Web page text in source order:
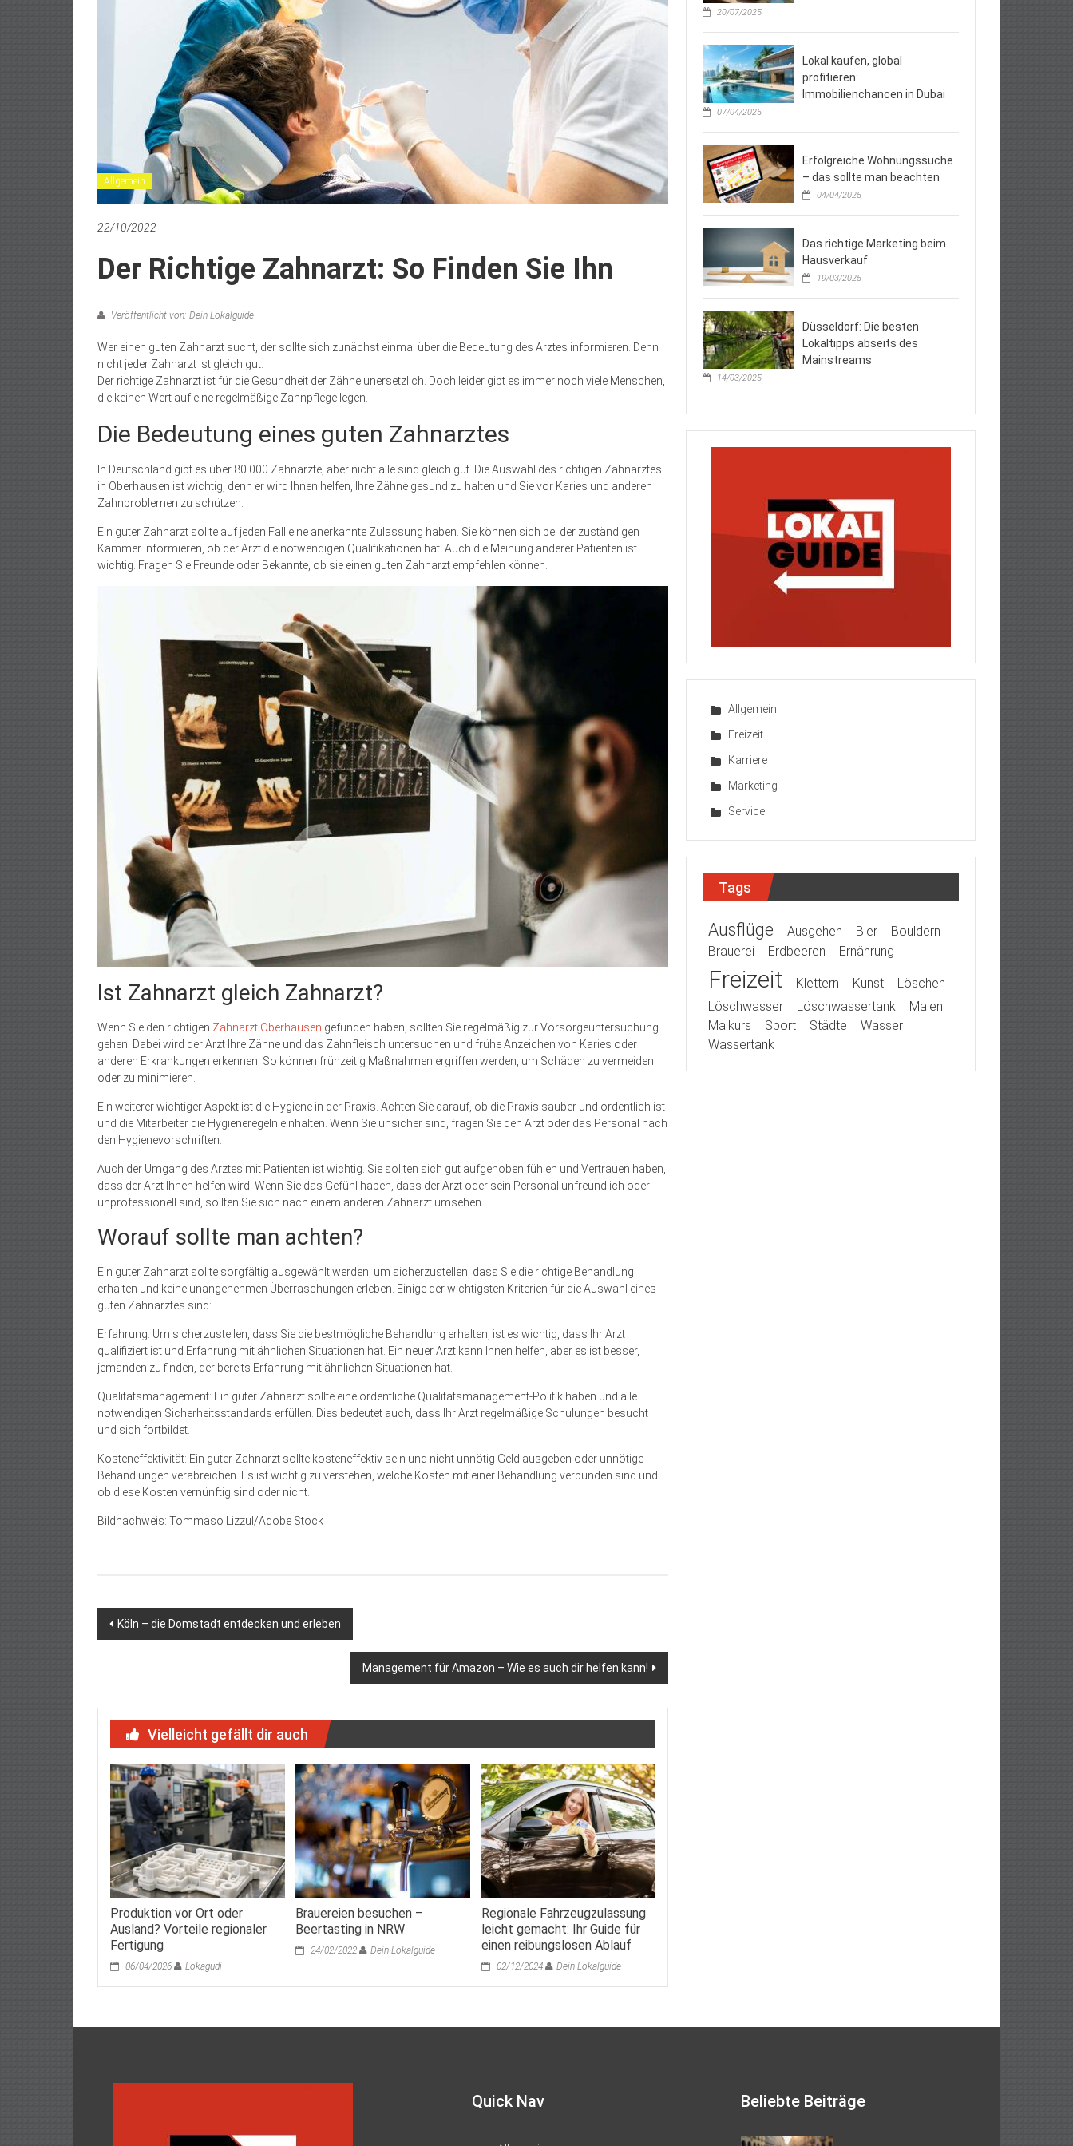
Allgemein
22/10/2022
Der Richtige Zahnarzt: So Finden Sie Ihn
Veröffentlicht von: Dein Lokalguide
Wer einen guten Zahnarzt sucht, der sollte sich zunächst einmal über die Bedeutung des Arztes informieren. Denn
nicht jeder Zahnarzt ist gleich gut.
Der richtige Zahnarzt ist für die Gesundheit der Zähne unersetzlich. Doch leider gibt es immer noch viele Menschen,
die keinen Wert auf eine regelmäßige Zahnpflege legen.
Die Bedeutung eines guten Zahnarztes
In Deutschland gibt es über 80.000 Zahnärzte, aber nicht alle sind gleich gut. Die Auswahl des richtigen Zahnarztes
in Oberhausen ist wichtig, denn er wird Ihnen helfen, Ihre Zähne gesund zu halten und Sie vor Karies und anderen
Zahnproblemen zu schützen.
Ein guter Zahnarzt sollte auf jeden Fall eine anerkannte Zulassung haben. Sie können sich bei der zuständigen
Kammer informieren, ob der Arzt die notwendigen Qualifikationen hat. Auch die Meinung anderer Patienten ist
wichtig. Fragen Sie Freunde oder Bekannte, ob sie einen guten Zahnarzt empfehlen können.
Ist Zahnarzt gleich Zahnarzt?
Wenn Sie den richtigen Zahnarzt Oberhausen gefunden haben, sollten Sie regelmäßig zur Vorsorgeuntersuchung
gehen. Dabei wird der Arzt Ihre Zähne und das Zahnfleisch untersuchen und frühe Anzeichen von Karies oder
anderen Erkrankungen erkennen. So können frühzeitig Maßnahmen ergriffen werden, um Schäden zu vermeiden
oder zu minimieren.
Ein weiterer wichtiger Aspekt ist die Hygiene in der Praxis. Achten Sie darauf, ob die Praxis sauber und ordentlich ist
und die Mitarbeiter die Hygieneregeln einhalten. Wenn Sie unsicher sind, fragen Sie den Arzt oder das Personal nach
den Hygienevorschriften.
Auch der Umgang des Arztes mit Patienten ist wichtig. Sie sollten sich gut aufgehoben fühlen und Vertrauen haben,
dass der Arzt Ihnen helfen wird. Wenn Sie das Gefühl haben, dass der Arzt oder sein Personal unfreundlich oder
unprofessionell sind, sollten Sie sich nach einem anderen Zahnarzt umsehen.
Worauf sollte man achten?
Ein guter Zahnarzt sollte sorgfältig ausgewählt werden, um sicherzustellen, dass Sie die richtige Behandlung
erhalten und keine unangenehmen Überraschungen erleben. Einige der wichtigsten Kriterien für die Auswahl eines
guten Zahnarztes sind:
Erfahrung: Um sicherzustellen, dass Sie die bestmögliche Behandlung erhalten, ist es wichtig, dass Ihr Arzt
qualifiziert ist und Erfahrung mit ähnlichen Situationen hat. Ein neuer Arzt kann Ihnen helfen, aber es ist besser,
jemanden zu finden, der bereits Erfahrung mit ähnlichen Situationen hat.
Qualitätsmanagement: Ein guter Zahnarzt sollte eine ordentliche Qualitätsmanagement-Politik haben und alle
notwendigen Sicherheitsstandards erfüllen. Dies bedeutet auch, dass Ihr Arzt regelmäßige Schulungen besucht
und sich fortbildet.
Kosteneffektivität: Ein guter Zahnarzt sollte kosteneffektiv sein und nicht unnötig Geld ausgeben oder unnötige
Behandlungen verabreichen. Es ist wichtig zu verstehen, welche Kosten mit einer Behandlung verbunden sind und
ob diese Kosten vernünftig sind oder nicht.
Bildnachweis: Tommaso Lizzul/Adobe Stock
Beitragsnavigation
Köln – die Domstadt entdecken und erleben
Management für Amazon – Wie es auch dir helfen kann!
Vielleicht gefällt dir auch
Produktion vor Ort oder
Ausland? Vorteile regionaler
Fertigung
06/04/2026 Lokagudi
Brauereien besuchen –
Beertasting in NRW
24/02/2022 Dein Lokalguide
Regionale Fahrzeugzulassung
leicht gemacht: Ihr Guide für
einen reibungslosen Ablauf
02/12/2024 Dein Lokalguide
20/07/2025
Lokal kaufen, global
profitieren:
Immobilienchancen in Dubai
07/04/2025
Erfolgreiche Wohnungssuche
– das sollte man beachten
04/04/2025
Das richtige Marketing beim
Hausverkauf
19/03/2025
Düsseldorf: Die besten
Lokaltipps abseits des
Mainstreams
14/03/2025
Allgemein
Freizeit
Karriere
Marketing
Service
Tags
Ausflüge Ausgehen Bier
Bouldern
Brauerei
Erdbeeren Ernährung
Freizeit Klettern Kunst
Löschen
Löschwasser
Löschwassertank
Malen
Malkurs
Sport Städte
Wasser
Wassertank
Quick Nav Beliebte Beiträge